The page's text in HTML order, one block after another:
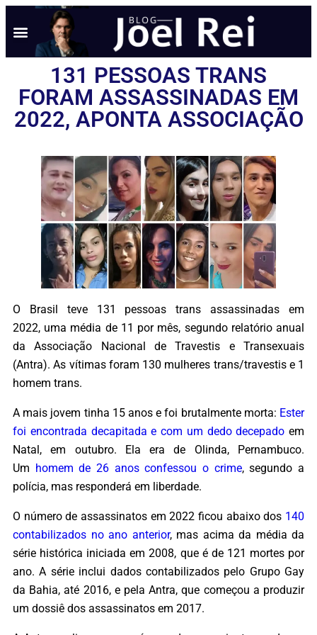
131 PESSOAS TRANS
FORAM ASSASSINADAS EM
2022, APONTA ASSOCIAÇÃO
O Brasil teve 131 pessoas trans assassinadas em
2022, uma média de 11 por mês, segundo relatório anual
da Associação Nacional de Travestis e Transexuais
(Antra). As vítimas foram 130 mulheres trans/travestis e 1
homem trans.
A mais jovem tinha 15 anos e foi brutalmente morta: Ester
foi encontrada decapitada e com um dedo decepado em
Natal, em outubro. Ela era de Olinda, Pernambuco.
Um homem de 26 anos confessou o crime, segundo a
polícia, mas responderá em liberdade.
O número de assassinatos em 2022 ficou abaixo dos 140
contabilizados no ano anterior, mas acima da média da
série histórica iniciada em 2008, que é de 121 mortes por
ano. A série inclui dados contabilizados pelo Grupo Gay
da Bahia, até 2016, e pela Antra, que começou a produzir
um dossiê dos assassinatos em 2017.